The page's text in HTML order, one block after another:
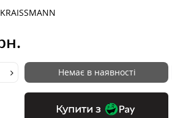
KRAISSMANN
Немає в наявності
Купити з